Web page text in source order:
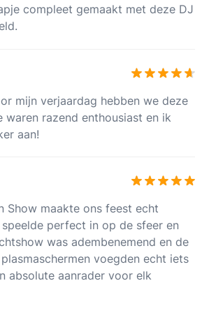
compleet gemaakt met deze DJ
mijn verjaardag hebben we deze
waren razend enthousiast en ik
aan!
Show maakte ons feest echt
perfect in op de sfeer en
was adembenemend en de
voegden echt iets
absolute aanrader voor elk